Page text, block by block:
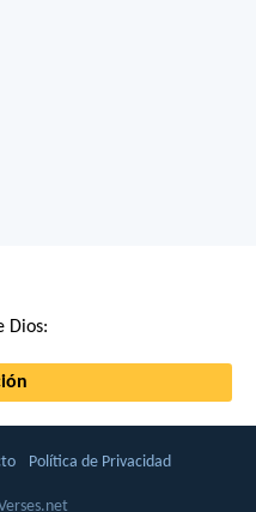
Dios:
Política de Privacidad